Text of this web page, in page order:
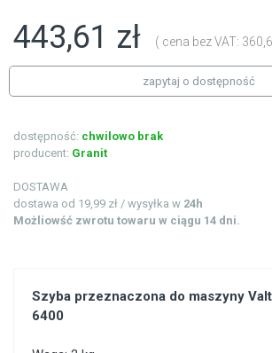
443,61 zł ( cena bez VAT:
zapytaj o dostępność
dostępność: chwilowo brak
producent: Granit
DOSTAWA
dostawa od 19,99 zł / wysyłka w 24h
Możliowść zwrotu towaru w ciągu 14 dni.
Szyba przeznaczona do maszyny
6400